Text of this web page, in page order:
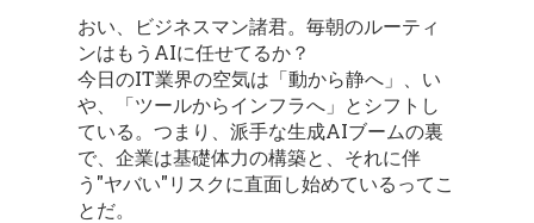
おい、ビジネスマン諸君。毎朝のルーティ
ンはもうAIに任せてるか？
今日のIT業界の空気は「動から静へ」、い
や、「ツールからインフラへ」とシフトし
ている。つまり、派手な生成AIブームの裏
で、企業は基礎体力の構築と、それに伴
う"ヤバい"リスクに直面し始めているってこ
とだ。